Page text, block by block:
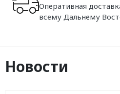
Оперативная
всему Дальнему
Новости